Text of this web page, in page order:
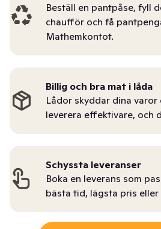
Beställ en pantpåse, fyll
chaufför och få
Mathemkontot.
Billig och bra mat i låda
Lådor skyddar dina
leverera effektivare, och
Schyssta leveranser
Boka en leverans som
bästa tid, lägsta pris